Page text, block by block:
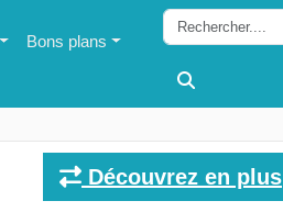
Bons plans
Découvrez en plus